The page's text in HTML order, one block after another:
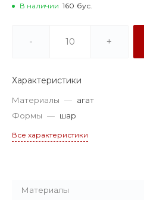
В наличии 160 бус.
- +
Характеристики
Материалы — агат
Формы — шар
Все характеристики
Материалы